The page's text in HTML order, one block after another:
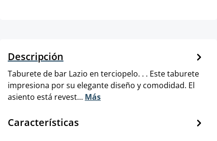
Descripción
Taburete de bar Lazio en terciopelo. . . Este taburete
impresiona por su elegante diseño y comodidad. El
asiento está revest… Más
Características